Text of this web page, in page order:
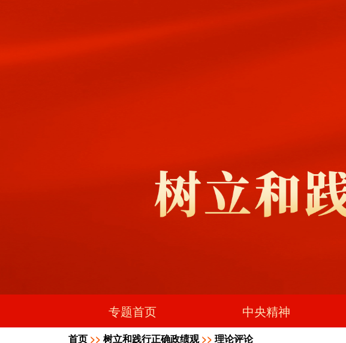
专题首页 中央精神
首页 >> 树立和践行正确政绩观>> 理论评论